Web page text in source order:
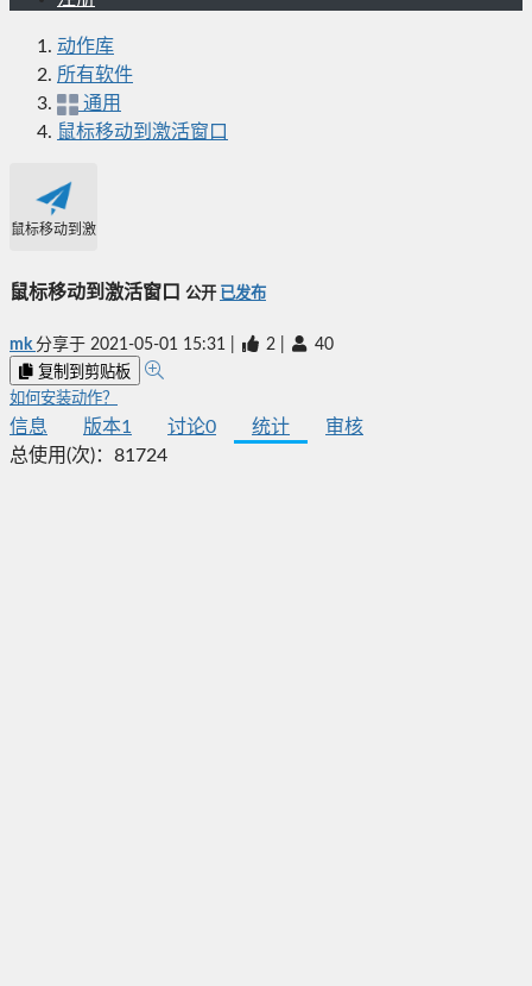
动作库
所有软件
通用
鼠标移动到激活窗口
鼠标移动到激活窗口
鼠标移动到激活窗口 公开 已发布
mk 分享于 2021-05-01 15:31 2 40
复制到剪贴板
如何安装动作？
信息 版本1 讨论0 统计
审核
总使用(次)： 81724